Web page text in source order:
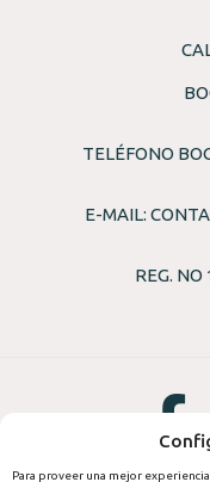
Para proveer una mejor
TELÉFONO
E-MAIL:
REG. NO